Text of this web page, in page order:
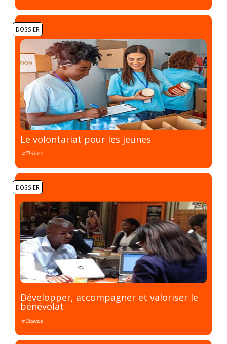
DOSSIER
Le volontariat pour les jeunes
#Thème
DOSSIER
Développer, accompagner et valoriser le
bénévolat
#Thème